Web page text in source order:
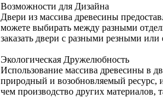
Возможности для Дизайна
Двери из массива древесины
можете выбирать между разными
заказать двери с разными резными
Экологическая Дружелюбность
Использование массива древесины в
природный и возобновляемый ресурс,
чем производство других материалов,